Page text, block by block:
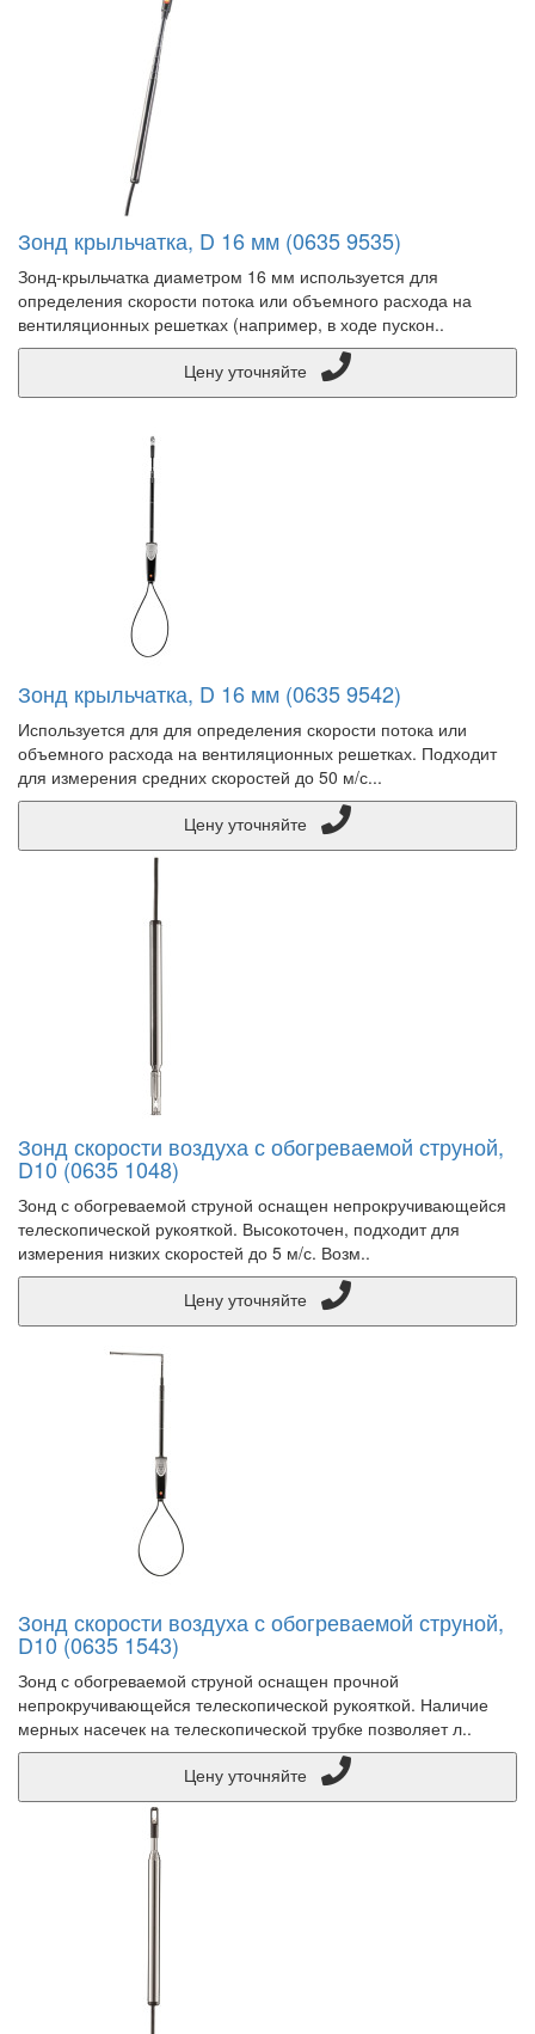
Зонд крыльчатка, D 16 мм (0635 9535)
Зонд-крыльчатка диаметром 16 мм используется для
определения скорости потока или объемного расхода на
вентиляционных решетках (например, в ходе пускон..
Зонд крыльчатка, D 16 мм (0635 9542)
Используется для для определения скорости потока или
объемного расхода на вентиляционных решетках. Подходит
для измерения средних скоростей до 50 м/с...
Зонд скорости воздуха с обогреваемой струной,
D10 (0635 1048)
Зонд с обогреваемой струной оснащен непрокручивающейся
телескопической рукояткой. Высокоточен, подходит для
измерения низких скоростей до 5 м/с. Возм..
Зонд скорости воздуха с обогреваемой струной,
D10 (0635 1543)
Зонд с обогреваемой струной оснащен прочной
непрокручивающейся телескопической рукояткой. Наличие
мерных насечек на телескопической трубке позволяет л..